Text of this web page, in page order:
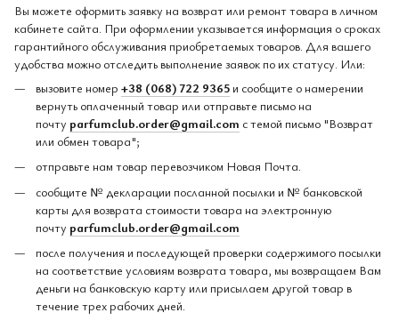
Вы можете оформить заявку на возврат или ремонт товара в личном
кабинете сайта. При оформлении указывается информация о сроках
гарантийного обслуживания приобретаемых товаров. Для вашего
удобства можно отследить выполнение заявок по их статусу. Или:
вызовите номер +38 (068) 722 9365 и сообщите о намерении
вернуть оплаченный товар или отправьте письмо на
почту parfumclub.order@gmail.com с темой письмо "Возврат
или обмен товара";
отправьте нам товар перевозчиком Новая Почта.
сообщите № декларации посланной посылки и № банковской
карты для возврата стоимости товара на электронную
почту parfumclub.order@gmail.com
после получения и последующей проверки содержимого посылки
на соответствие условиям возврата товара, мы возвращаем Вам
деньги на банковскую карту или присылаем другой товар в
течение трех рабочих дней.